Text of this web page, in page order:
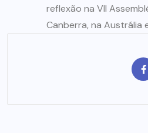
reflexão na VII
Canberra, na Austrália